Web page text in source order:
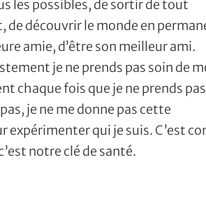
les possibles, de sortir de tout
découvrir le monde en
amie, d’être son meilleur ami.
je ne prends pas soin de
chaque fois que je ne prends
je ne me donne pas cette
expérimenter qui je suis. C’est
notre clé de santé.